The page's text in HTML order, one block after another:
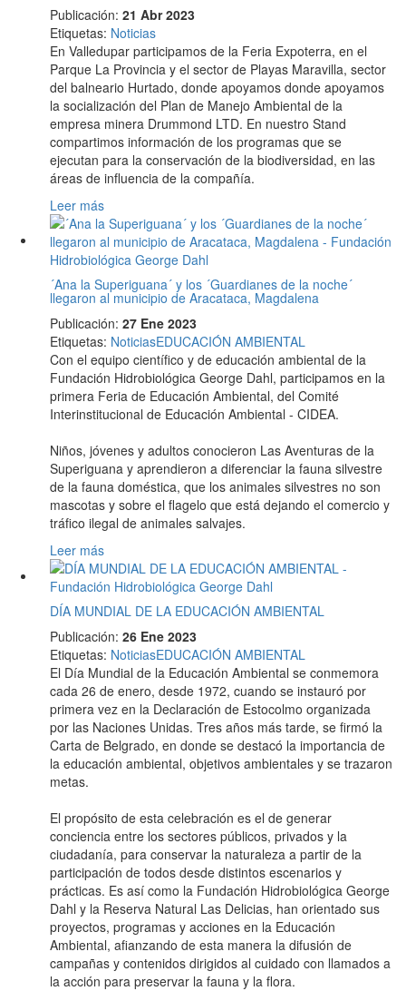
Publicación: 21 Abr 2023
Etiquetas: Noticias
En Valledupar participamos de la Feria Expoterra, en el
Parque La Provincia y el sector de Playas Maravilla, sector
del balneario Hurtado, donde apoyamos donde apoyamos
la socialización del Plan de Manejo Ambiental de la
empresa minera Drummond LTD. En nuestro Stand
compartimos información de los programas que se
ejecutan para la conservación de la biodiversidad, en las
áreas de influencia de la compañía.
Leer más
´Ana la Superiguana´ y los ´Guardianes de la noche´
llegaron al municipio de Aracataca, Magdalena
Publicación: 27 Ene 2023
Etiquetas: NoticiasEDUCACIÓN AMBIENTAL
Con el equipo científico y de educación ambiental de la
Fundación Hidrobiológica George Dahl, participamos en la
primera Feria de Educación Ambiental, del Comité
Interinstitucional de Educación Ambiental - CIDEA.
Niños, jóvenes y adultos conocieron Las Aventuras de la
Superiguana y aprendieron a diferenciar la fauna silvestre
de la fauna doméstica, que los animales silvestres no son
mascotas y sobre el flagelo que está dejando el comercio y
tráfico ilegal de animales salvajes.
Leer más
DÍA MUNDIAL DE LA EDUCACIÓN AMBIENTAL
Publicación: 26 Ene 2023
Etiquetas: NoticiasEDUCACIÓN AMBIENTAL
El Día Mundial de la Educación Ambiental se conmemora
cada 26 de enero, desde 1972, cuando se instauró por
primera vez en la Declaración de Estocolmo organizada
por las Naciones Unidas. Tres años más tarde, se firmó la
Carta de Belgrado, en donde se destacó la importancia de
la educación ambiental, objetivos ambientales y se trazaron
metas.
El propósito de esta celebración es el de generar
conciencia entre los sectores públicos, privados y la
ciudadanía, para conservar la naturaleza a partir de la
participación de todos desde distintos escenarios y
prácticas. Es así como la Fundación Hidrobiológica George
Dahl y la Reserva Natural Las Delicias, han orientado sus
proyectos, programas y acciones en la Educación
Ambiental, afianzando de esta manera la difusión de
campañas y contenidos dirigidos al cuidado con llamados a
la acción para preservar la fauna y la flora.